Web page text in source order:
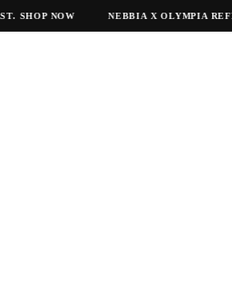
SHOP NOW NEBBIA X OLYMPIA